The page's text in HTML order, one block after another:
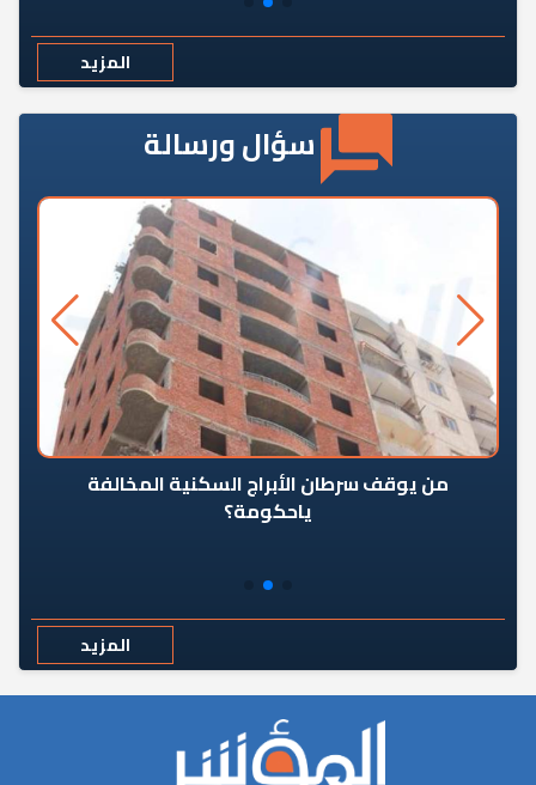
المزيد
سؤال ورسالة
من يوقف سرطان الأبراج السكنية المخالفة
ياحكومة؟
المزيد